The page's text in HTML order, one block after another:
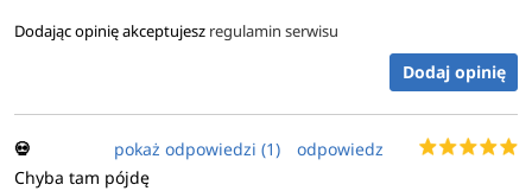
Dodając opinię akceptujesz regulamin serwisu
Dodaj opinię
💀 odpowiedz
pokaż odpowiedzi (1)
Chyba tam pójdę